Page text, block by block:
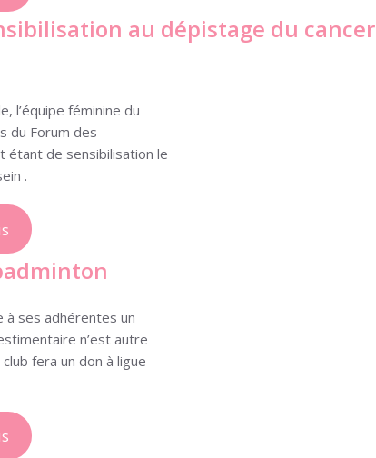
au dépistage du cancer
l’équipe féminine du
du Forum des
étant de sensibilisation le
.
à ses adhérentes un
n’est autre
fera un don à ligue